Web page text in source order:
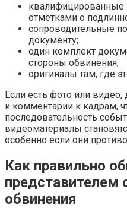
квалифицированные
отметками о
сопроводительные
документу;
один комплект
стороны обвинения;
оригиналы там, где
Если есть фото или
и комментарии к кадрам,
последовательность
видеоматериалы
особенно если они
Как правильно
представителем
обвинения